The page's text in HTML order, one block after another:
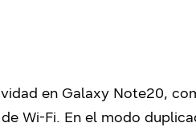
en Galaxy Note20,
Wi-Fi. En el modo